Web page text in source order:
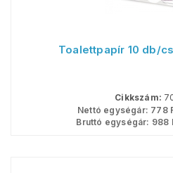
Toalettpapír 10 db/
Cikkszám:
Nettó egységár: 778
Bruttó egységár: 988